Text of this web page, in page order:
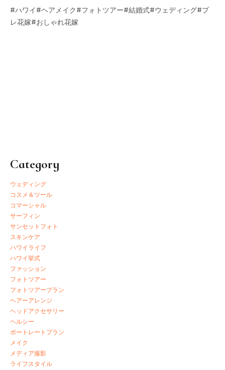
#ハワイ#ヘアメイク#フォトツアー#結婚式#ウェディング#プ
レ花嫁#おしゃれ花嫁
Category
ウェディング
コスメ＆ツール
コマーシャル
サーフィン
サンセットフォト
スキンケア
ハワイライフ
ハワイ挙式
ファッション
フォトツアー
フォトツアープラン
ヘアーアレンジ
ヘッドアクセサリー
ヘルシー
ポートレートプラン
メイク
メディア撮影
ライフスタイル